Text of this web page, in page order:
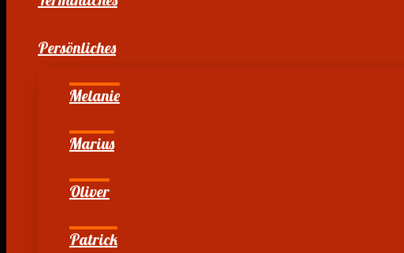
Persönliches
Melanie
Marius
Oliver
Patrick